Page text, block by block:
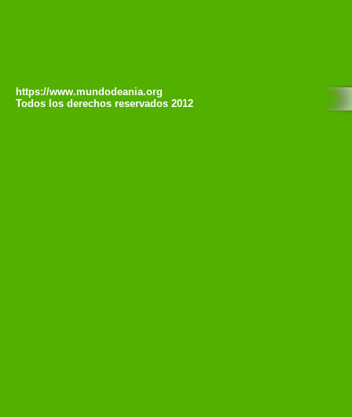
https://www.mundodeania.org
Todos los derechos reservados 2012